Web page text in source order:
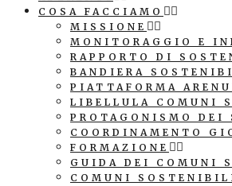
COSA FACCIAMO
MISSIONE
MONITORAGGIO E
RAPPORTO DI
BANDIERA
PIATTAFORMA
LIBELLULA COMUNI
PROTAGONISMO DEI
COORDINAMENTO
FORMAZIONE
GUIDA DEI COMUNI
COMUNI